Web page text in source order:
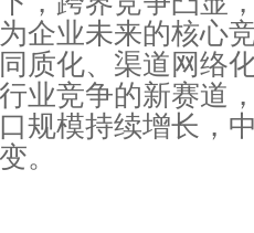
企业未来的核心
质化、渠道网络
业竞争的新赛道
规模持续增长，
。